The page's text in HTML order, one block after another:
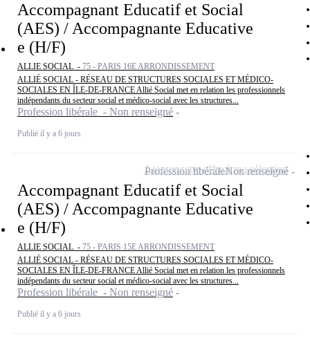
Accompagnant Educatif et Social
(AES) / Accompagnante Educative
e (H/F)
ALLIE SOCIAL - 75 - PARIS 16E ARRONDISSEMENT
ALLIÉ SOCIAL - RÉSEAU DE STRUCTURES SOCIALES ET MÉDICO-
SOCIALES EN ÎLE-DE-FRANCE Allié Social met en relation les professionnels
indépendants du secteur social et médico-social avec les structures...
Profession libérale - Non renseigné
Publié il y a 6 jours
Accompagnant Educatif et Social
(AES) / Accompagnante Educative
e (H/F)
ALLIE SOCIAL - 75 - PARIS 15E ARRONDISSEMENT
ALLIÉ SOCIAL - RÉSEAU DE STRUCTURES SOCIALES ET MÉDICO-
SOCIALES EN ÎLE-DE-FRANCE Allié Social met en relation les professionnels
indépendants du secteur social et médico-social avec les structures...
Profession libérale - Non renseigné
Publié il y a 6 jours
Profession libéraleNon renseigné
Ajouter cette offre à ma sélection